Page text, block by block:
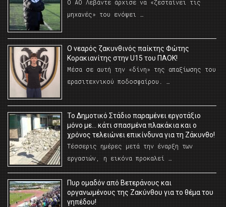
Ο ΑΟ Λεβάντε άρχισε να «ζεσταίνει τις
μηχανές» του ενόψει …
O νεαρός ζακυνθινός παίκτης Φώτης
Κορακιανίτης στην U15 του ΠΑΟΚ!
Μέσα σε αυτή την «δίνη» της απαξίωσης του
ερασιτεχνικού ποδοσφαίρου. …
Το Δημοτικό Στάδιο παραμένει εργοτάξιο
μόνο με… κάτι σπασμένα πλακάκια και ο
χρόνος τελειώνει επικίνδυνα για τη Ζάκυνθο!
Τέσσερις ημέρες μετά την έναρξη των
εργασιών, η εικόνα προκαλεί …
Πυρ ομαδόν από Βετεράνους και
οργανωμένους της Ζακύνθου για το θέμα του
γηπέδου!